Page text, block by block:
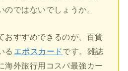
のではないでしょうか。
おすすめできるのが、百貨
る エポスカードです。雑誌
海外旅行用コスパ最強カー